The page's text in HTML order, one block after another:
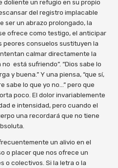
doliente un refugio en su propio
del registro implacable
ser un abrazo prolongado, la
ofrece como testigo, el anticipar
peores consuelos sustituyen la
calmar directamente la
no está sufriendo”. “Dios sabe lo
y buena.” Y una piensa, “que sí,
sabe lo que yo no…” pero que
poco. El dolor invariablemente
e intensidad, pero cuando el
una recordará que no tiene
un alivio en el
o placer que nos ofrece un
o colectivos. Si la letra o la